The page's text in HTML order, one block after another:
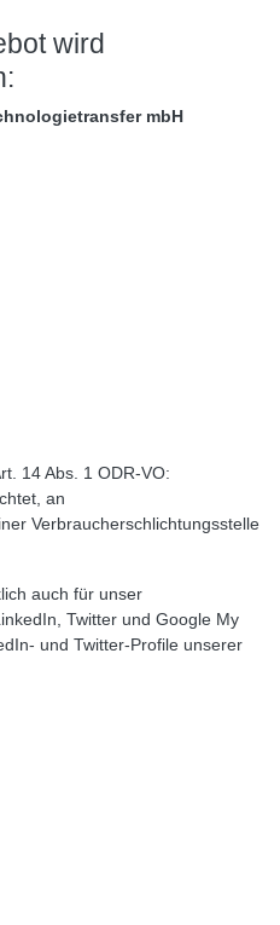
wird
mbH
14 Abs. 1 ODR-VO:
an
Verbraucherschlichtungsstelle
auch für unser
Twitter und Google My
und Twitter-Profile unserer